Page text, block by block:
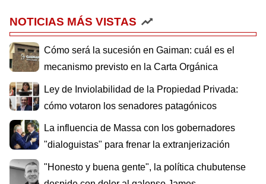
NOTICIAS MÁS VISTAS
Cómo será la sucesión en Gaiman: cuál es el
mecanismo previsto en la Carta Orgánica
Ley de Inviolabilidad de la Propiedad Privada:
cómo votaron los senadores patagónicos
La influencia de Massa con los gobernadores
"dialoguistas" para frenar la extranjerización
"Honesto y buena gente", la política chubutense